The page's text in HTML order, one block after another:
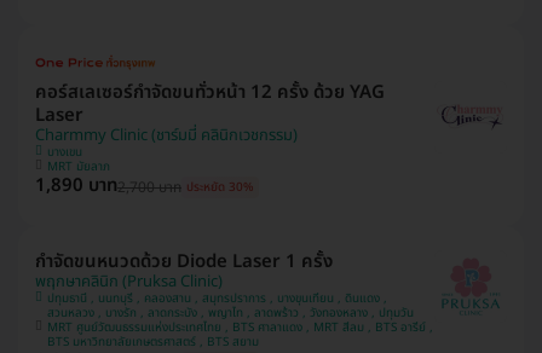
คอร์สเลเซอร์กำจัดขนทั่วหน้า 12 ครั้ง ด้วย YAG
Laser
Charmmy Clinic (ชาร์มมี่ คลินิกเวชกรรม)
บางเขน
MRT มัยลาภ
1,890 บาท2,700 บาท ประหยัด 30%
กำจัดขนหนวดด้วย Diode Laser 1 ครั้ง
พฤกษาคลินิก (Pruksa Clinic)
ปทุมธานี , นนทบุรี , คลองสาน , สมุทรปราการ , บางขุนเทียน , ดินแดง ,
สวนหลวง , บางรัก , ลาดกระบัง , พญาไท , ลาดพร้าว , วังทองหลาง , ปทุมวัน
MRT ศูนย์วัฒนธรรมแห่งประเทศไทย , BTS ศาลาแดง , MRT สีลม , BTS อารีย์ ,
BTS มหาวิทยาลัยเกษตรศาสตร์ , BTS สยาม